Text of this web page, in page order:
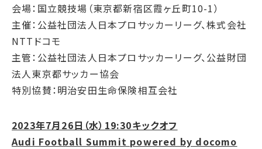
会場：国立競技場（東京都新宿区霞ヶ丘町10-1）
主催：公益社団法人日本プロサッカーリーグ、株式会社
NTTドコモ
主管：公益社団法人日本プロサッカーリーグ、公益財団
法人東京都サッカー協会
特別協賛：明治安田生命保険相互会社
2023年7月26日（水）19:30キックオフ
Audi Football Summit powered by docomo